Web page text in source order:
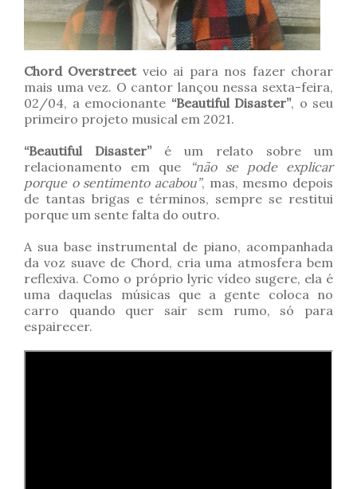
Chord Overstreetveio ai para nos fazer chorar
mais uma vez. O cantor lançou nessa sexta-feira,
02/04, a emocionante “Beautiful Disaster”, o seu
primeiro projeto musical em 2021.
“Beautiful Disaster”é um relato sobre um
relacionamento em que “não se pode explicar
porque o sentimento acabou”, mas, mesmo depois
de tantas brigas e términos, sempre se restitui
porque um sente falta do outro.
A sua base instrumental de piano, acompanhada
da voz suave de Chord, cria uma atmosfera bem
reflexiva. Como o próprio lyric vídeo sugere, ela é
uma daquelas músicas que a gente coloca no
carro quando quer sair sem rumo, só para
espairecer.